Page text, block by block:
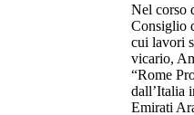
Nel corso
Consiglio
cui lavori
vicario,
“Rome
dall’Italia
Emirati